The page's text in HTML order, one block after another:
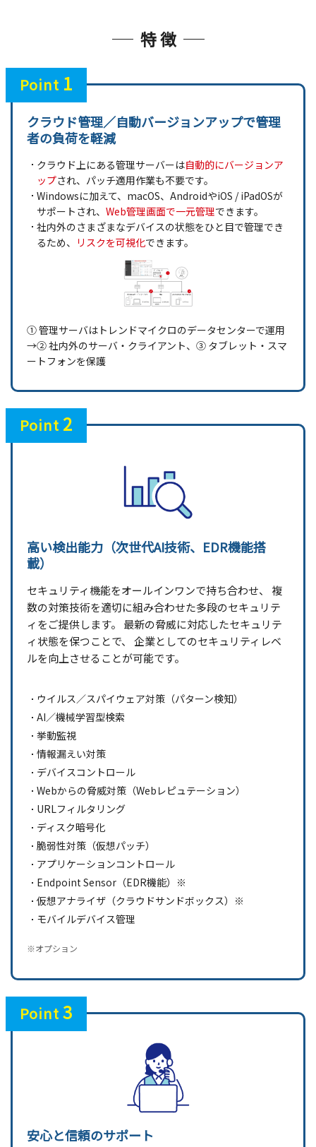
特 徴
Point 1
クラウド管理／自動バージョンアップで管理
者の負荷を軽減
クラウド上にある管理サーバーは自動的にバージョンア
ップされ、パッチ適用作業も不要です。
Windowsに加えて、macOS、AndroidやiOS / iPadOSが
サポートされ、 Web管理画面で一元管理できます。
社内外のさまざまなデバイスの状態をひと目で管理でき
るため、 リスクを可視化できます。
① 管理サーバはトレンドマイクロのデータセンターで運用
→② 社内外のサーバ・クライアント、③ タブレット・スマ
ートフォンを保護
Point 2
高い検出能力（次世代AI技術、EDR機能搭
載）
セキュリティ機能をオールインワンで持ち合わせ、
複
数の対策技術を適切に組み合わせた多段のセキュリテ
ィをご提供します。
最新の脅威に対応したセキュリテ
ィ状態を保つことで、
企業としてのセキュリティレベ
ルを向上させることが可能です。
ウイルス／スパイウェア対策（パターン検知）
AI／機械学習型検索
挙動監視
情報漏えい対策
デバイスコントロール
Webからの脅威対策（Webレピュテーション）
URLフィルタリング
ディスク暗号化
脆弱性対策（仮想パッチ）
アプリケーションコントロール
Endpoint Sensor（EDR機能）※
仮想アナライザ（クラウドサンドボックス）※
モバイルデバイス管理
※オプション
Point 3
安心と信頼のサポート